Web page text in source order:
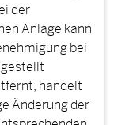
der
Anlage kann
bei
handelt
Änderung der